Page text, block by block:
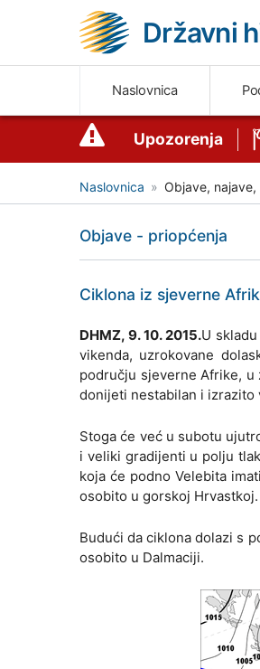
Državni
Naslovnica
Upozorenja
Naslovnica Objave, najave,
Objave - priopćenja
Ciklona iz sjeverne
DHMZ, 9. 10. 2015.U
vikenda, uzrokovane
području sjeverne Afrike, u
donijeti nestabilan i izrazito
Stoga će već u subotu
i veliki gradijenti u polju
koja će podno Velebita
osobito u gorskoj
Budući da ciklona dolazi s
osobito u Dalmaciji.